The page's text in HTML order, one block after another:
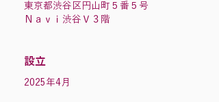
東京都渋谷区円山町５番５号
Ｎａｖｉ渋谷Ｖ３階
設立
2025年4月